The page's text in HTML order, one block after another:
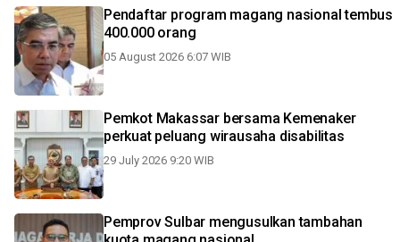
Pendaftar program magang nasional tembus
400.000 orang
05 August 2026 6:07 WIB
Pemkot Makassar bersama Kemenaker
perkuat peluang wirausaha disabilitas
29 July 2026 9:20 WIB
Pemprov Sulbar mengusulkan tambahan